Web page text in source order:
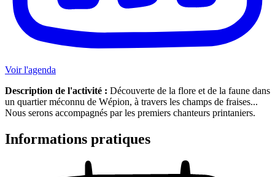
Voir l'agenda
Description de l'activité : Découverte de la flore et de la faune dans
un quartier méconnu de Wépion, à travers les champs de fraises...
Nous serons accompagnés par les premiers chanteurs printaniers.
Informations pratiques